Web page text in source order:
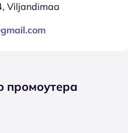
Viljandimaa
промоутера